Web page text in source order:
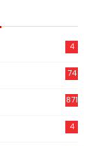
4
74
871
4